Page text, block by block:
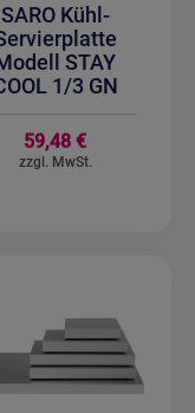
SARO Kühl-
STAY
1/3 GN
59,48 €